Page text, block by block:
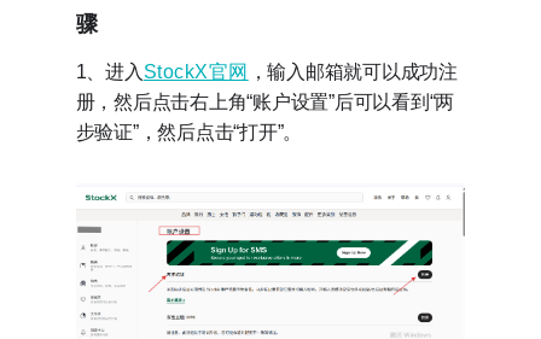
骤
1、进入 StockX官网
，输入邮箱就可以成功注
册，然后点击右上角“账户设置”后可以看到“两
步验证”，然后点击“打开”。